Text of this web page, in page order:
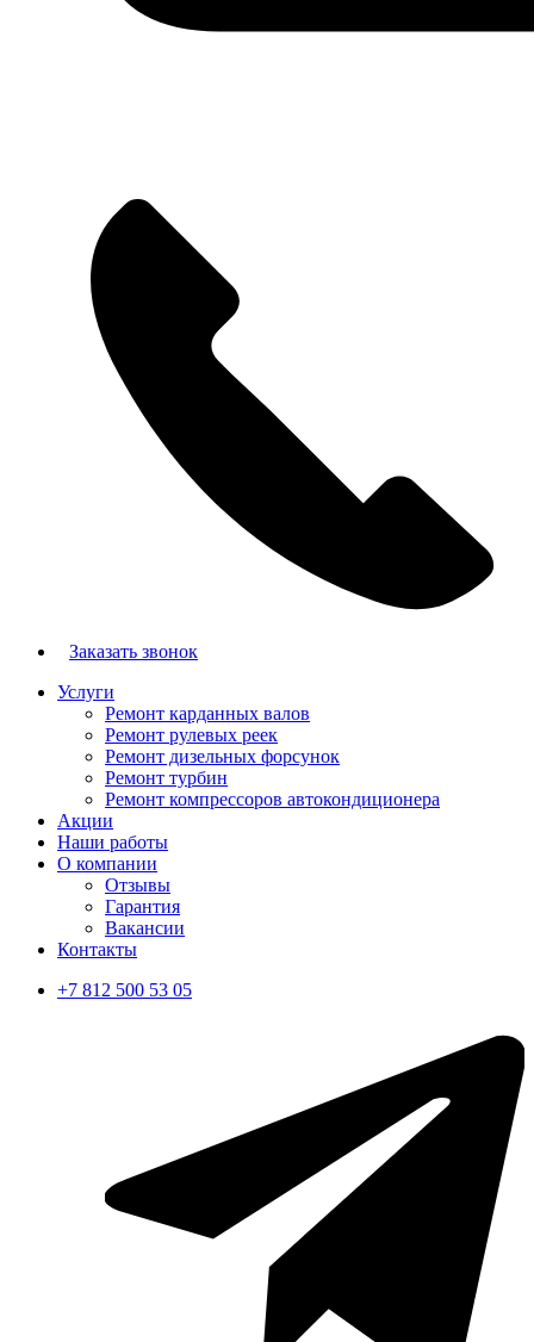
Заказать звонок
Услуги
Ремонт карданных валов
Ремонт рулевых реек
Ремонт дизельных форсунок
Ремонт турбин
Ремонт компрессоров автокондиционера
Акции
Наши работы
О компании
Отзывы
Гарантия
Вакансии
Контакты
+7 812 500 53 05